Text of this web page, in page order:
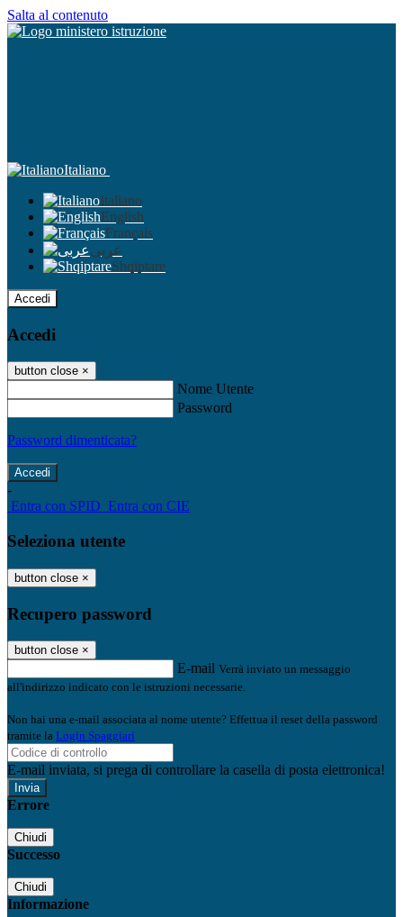
Salta al contenuto
Italiano
Italiano
English
Français
عربى
Shqiptare
Accedi
Accedi
button close ×
Nome Utente
Password
Password dimenticata?
-
Entra con SPID Entra con CIE
Seleziona utente
button close ×
Recupero password
button close ×
E-mail Verrà inviato un messaggio
all'indirizzo indicato con le istruzioni necessarie.
Non hai una e-mail associata al nome utente? Effettua il reset della password
tramite la Login Spaggiari
E-mail inviata, si prega di controllare la casella di posta elettronica!
Errore
Chiudi
Successo
Chiudi
Informazione